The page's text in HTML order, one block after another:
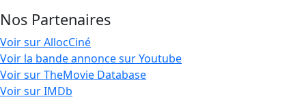
Nos Partenaires
Voir sur AllocCiné
Voir la bande annonce sur Youtube
Voir sur TheMovie Database
Voir sur IMDb